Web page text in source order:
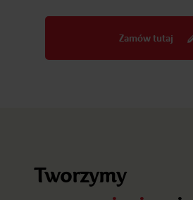
Zamów tutaj
Tworzymy